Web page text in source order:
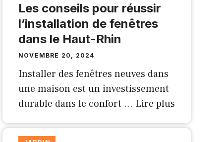
Les conseils pour réussir
l’installation de fenêtres
dans le Haut-Rhin
NOVEMBRE 20, 2024
Installer des fenêtres neuves dans
une maison est un investissement
durable dans le confort … Lire plus